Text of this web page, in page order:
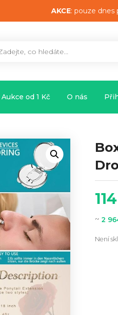
AKCE: pouze dnes
Aukce od 1 Kč O nás
114
~ 2
Není